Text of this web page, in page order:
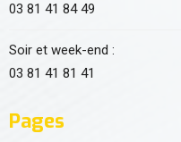
03 81 41 84 49
Soir et week-end :
03 81 41 81 41
Pages